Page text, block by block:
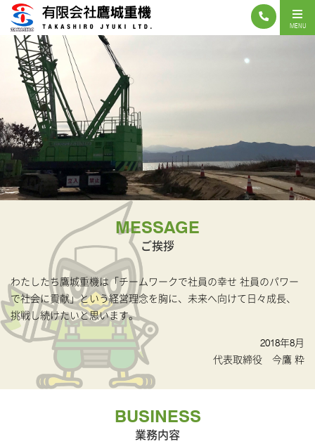
MENU
MESSAGE
ご挨拶
わたしたち鷹城重機は「チームワークで社員の幸せ 社員のパワー
で社会に貢献」という経営理念を胸に、 未来へ向けて日々成長、
挑戦し続けたいと思います。
2018年8月
代表取締役 今鷹 粋
BUSINESS
業務内容